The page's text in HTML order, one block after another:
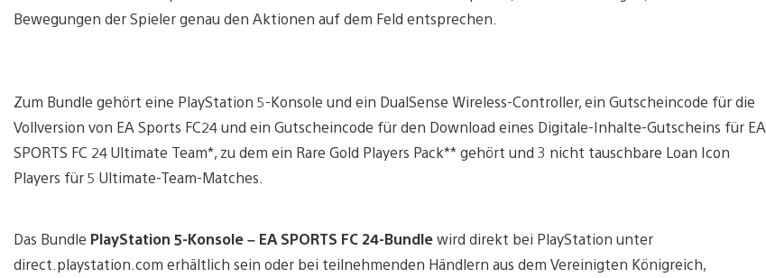
Bewegungen der Spieler genau den Aktionen auf dem Feld entsprechen.
Zum Bundle gehört eine PlayStation 5-Konsole und ein DualSense Wireless-Controller, ein Gutscheincode für die
Vollversion von EA Sports FC24 und ein Gutscheincode für den Download eines Digitale-Inhalte-Gutscheins für EA
SPORTS FC 24 Ultimate Team*, zu dem ein Rare Gold Players Pack** gehört und 3 nicht tauschbare Loan Icon
Players für 5 Ultimate-Team-Matches.
Das Bundle PlayStation 5-Konsole – EA SPORTS FC 24-Bundlewird direkt bei PlayStation unter
direct.playstation.com erhältlich sein oder bei teilnehmenden Händlern aus dem Vereinigten Königreich,